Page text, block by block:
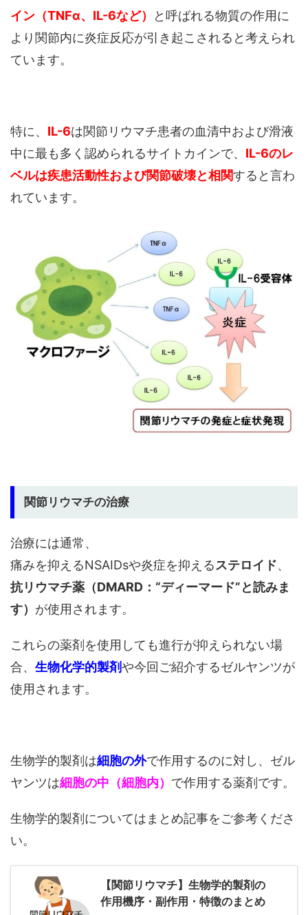
イン（TNFα、IL-6など）
と呼ばれる物質の作用に
より関節内に炎症反応が引き起こされると考えられ
ています。
特に、 IL-6は関節リウマチ患者の血清中および滑液
中に最も多く認められるサイトカインで、 IL-6のレ
ベルは疾患活動性および関節破壊と相関すると言わ
れています。
関節リウマチの治療
治療には通常、
痛みを抑えるNSAIDsや炎症を抑えるステロイド、
抗リウマチ薬（DMARD：“ディーマード”と読みま
す） が使用されます。
これらの薬剤を使用しても進行が抑えられない場
合、 生物化学的製剤や今回ご紹介するゼルヤンツが
使用されます。
生物学的製剤は細胞の外で作用するのに対し、ゼル
ヤンツは細胞の中（細胞内） で作用する薬剤です。
生物学的製剤についてはまとめ記事をご参考くださ
い。
【関節リウマチ】生物学的製剤の
作用機序・副作用・特徴のまとめ